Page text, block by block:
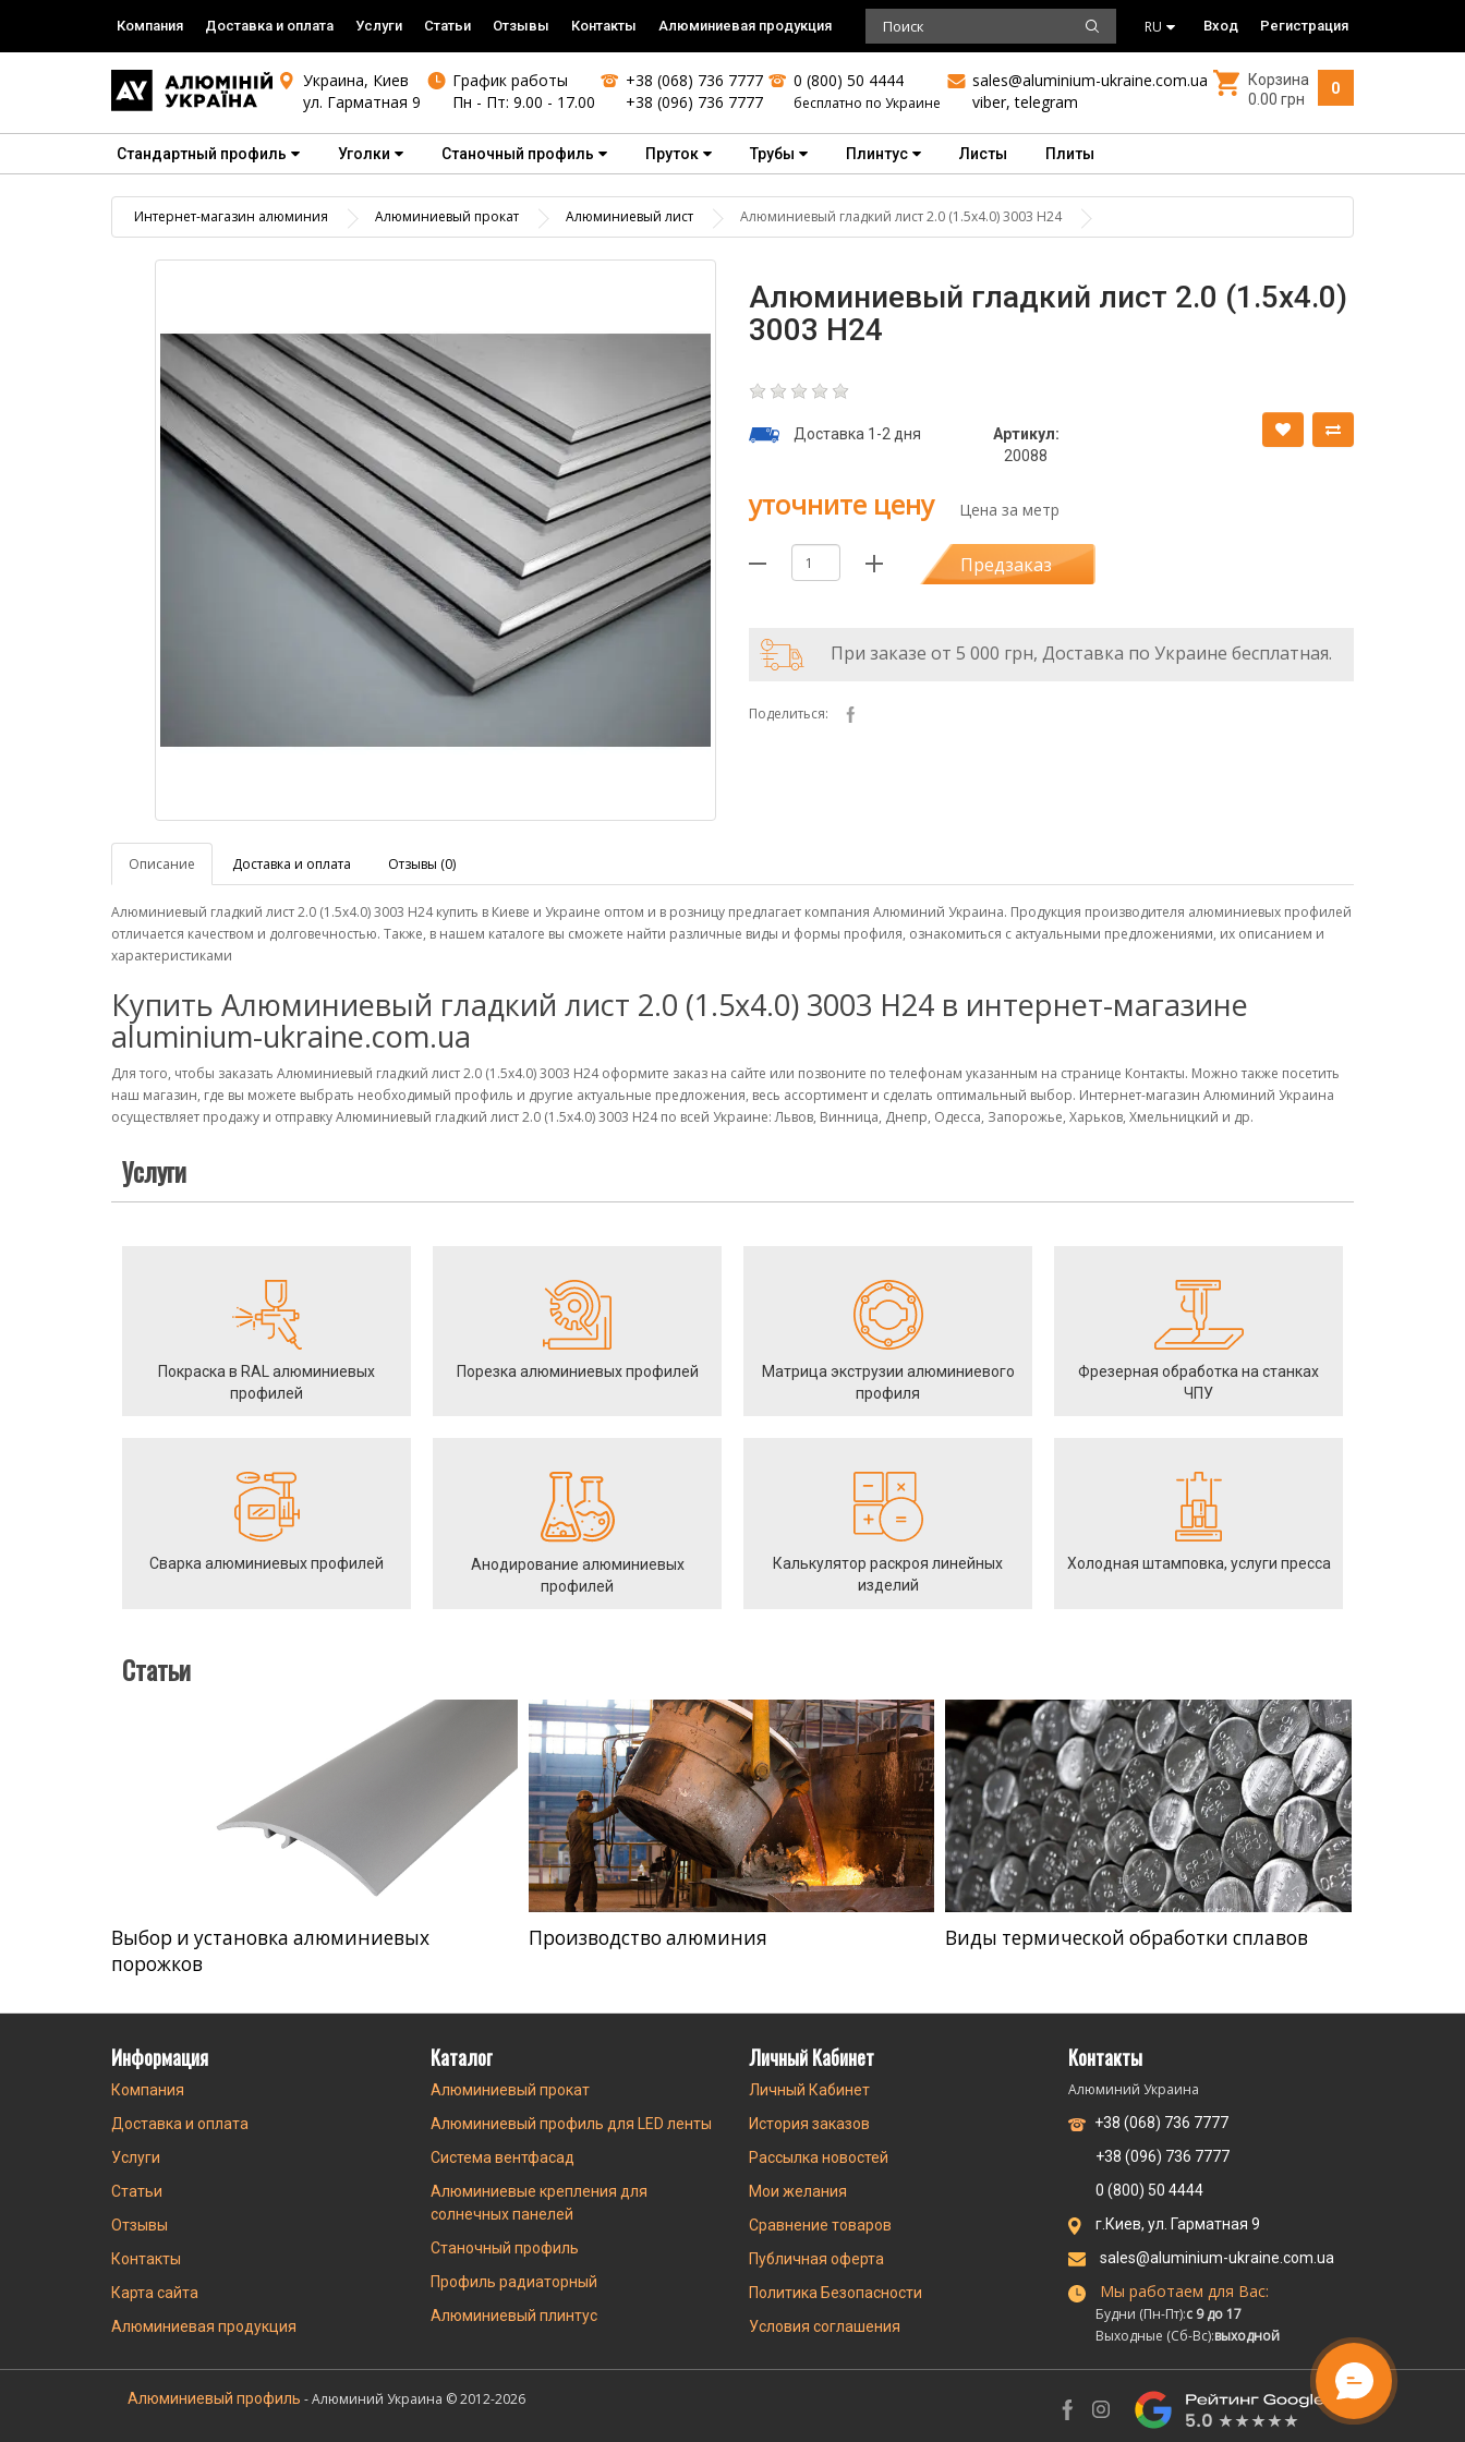
Компания Доставка и оплата Услуги Статьи Отзывы Контакты Алюминиевая продукция RU Вход Регистрация
Украина, Киев
ул. Гарматная 9
График работы
Пн - Пт: 9.00 - 17.00
+38 (068) 736 7777
+38 (096) 736 7777
0 (800) 50 4444
бесплатно по Украине
sales@aluminium-ukraine.com.ua
viber,telegram
0
Корзина
0.00 грн
Стандартный профиль Уголки Станочный профиль Пруток Трубы Плинтус Листы Плиты
Интернет-магазин алюминия Алюминиевый прокат Алюминиевый лист Алюминиевый гладкий лист 2.0 (1.5х4.0) 3003 Н24
Алюминиевый гладкий лист 2.0 (1.5х4.0)
3003 Н24
Доставка 1-2 дня
Артикул:
20088
уточните цену Цена за метр
Предзаказ
При заказе от 5 000 грн, Доставка по Украине бесплатная.
Поделиться:
Описание Доставка и оплата Отзывы (0)
Алюминиевый гладкий лист 2.0 (1.5х4.0) 3003 Н24 купить в Киеве и Украине оптом и в розницу предлагает компания Алюминий Украина. Продукция производителя алюминиевых профилей
отличается качеством и долговечностью. Также, в нашем каталоге вы сможете найти различные виды и формы профиля, ознакомиться с актуальными предложениями, их описанием и
характеристиками
Купить Алюминиевый гладкий лист 2.0 (1.5х4.0) 3003 Н24 в интернет-магазине
aluminium-ukraine.com.ua
Для того, чтобы заказать Алюминиевый гладкий лист 2.0 (1.5х4.0) 3003 Н24 оформите заказ на сайте или позвоните по телефонам указанным на странице Контакты. Можно также посетить
наш магазин, где вы можете выбрать необходимый профиль и другие актуальные предложения, весь ассортимент и сделать оптимальный выбор. Интернет-магазин Алюминий Украина
осуществляет продажу и отправку Алюминиевый гладкий лист 2.0 (1.5х4.0) 3003 Н24 по всей Украине: Львов, Винница, Днепр, Одесса, Запорожье, Харьков, Хмельницкий и др.
Услуги
Покраска в RAL алюминиевых
профилей
Порезка алюминиевых профилей
Матрица экструзии алюминиевого
профиля
Фрезерная обработка на станках
ЧПУ
Сварка алюминиевых профилей
Анодирование алюминиевых
профилей
Калькулятор раскроя линейных
изделий
Холодная штамповка, услуги пресса
Статьи
Выбор и установка алюминиевых
порожков
Производство алюминия Виды термической обработки сплавов
Информация
Компания
Доставка и оплата
Услуги
Статьи
Отзывы
Контакты
Карта сайта
Алюминиевая продукция
Каталог
Алюминиевый прокат
Алюминиевый профиль для LED ленты
Система вентфасад
Алюминиевые крепления для
солнечных панелей
Станочный профиль
Профиль радиаторный
Алюминиевый плинтус
Личный Кабинет
Личный Кабинет
История заказов
Рассылка новостей
Мои желания
Сравнение товаров
Публичная оферта
Политика Безопасности
Условия соглашения
Контакты
Алюминий Украина
+38 (068) 736 7777
+38 (096) 736 7777
0 (800) 50 4444
г.Киев, ул. Гарматная 9
sales@aluminium-ukraine.com.ua
Мы работаем для Вас:
Будни (Пн-Пт):с 9 до 17
Выходные (Сб-Вс):выходной
Алюминиевый профиль - Алюминий Украина © 2012-2026